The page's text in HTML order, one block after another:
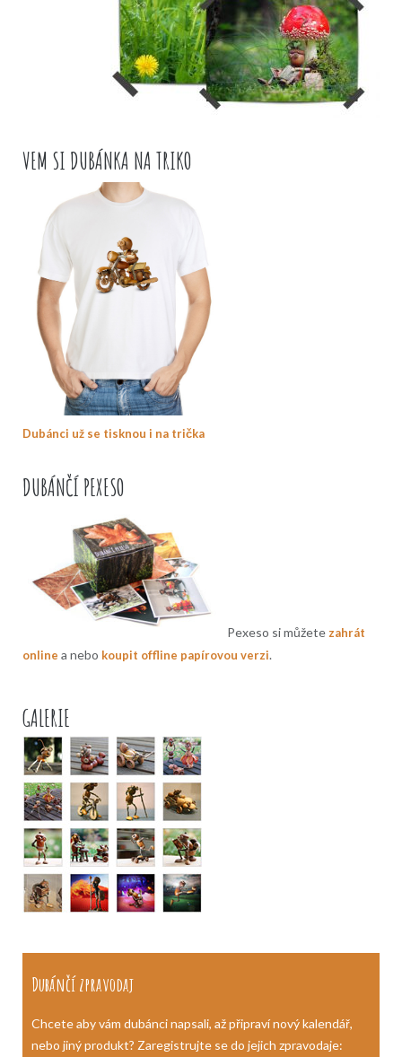
VEM SI DUBÁNKA NA TRIKO
Dubánci už se tisknou i na trička
DUBÁNČÍ PEXESO
Pexeso si můžete zahrát
online a nebo koupit offline papírovou verzi.
GALERIE
Dubánčí zpravodaj
Chcete aby vám dubánci napsali, až připraví nový kalendář,
nebo jiný produkt? Zaregistrujte se do jejich zpravodaje: